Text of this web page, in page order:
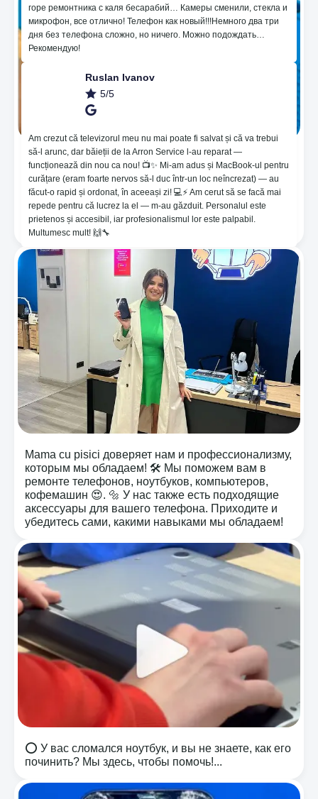
горе ремонтника с каля бесарабий… Камеры сменили, стекла и
микрофон, все отлично! Телефон как новый!!!Немного два три
дня без телефона сложно, но ничего. Можно подождать…
Рекомендую!
Ruslan Ivanov
5/5
Am crezut că televizorul meu nu mai poate fi salvat și că va trebui
să-l arunc, dar băieții de la Arron Service l-au reparat —
funcționează din nou ca nou! 📺✨ Mi-am adus și MacBook-ul pentru
curățare (eram foarte nervos să-l duc într-un loc neîncrezat) — au
făcut-o rapid și ordonat, în aceeași zi! 💻⚡️ Am cerut să se facă mai
repede pentru că lucrez la el — m-au găzduit. Personalul este
prietenos și accesibil, iar profesionalismul lor este palpabil.
Multumesc mult! 🙌🔧
🔥Нанесение пленки для защиты на основе
гидрогеля, который помогает от неровностей и
восстанавливает царапины 🤪. 😱Мы
предоставляем гарантию 365 дней! ⚙️Noi мы
берем на себя ответственность за качество
предоставляемых нами услуг!
Mama cu pisici доверяет нам и профессионализму,
которым мы обладаем! 🛠️ Мы поможем вам в
ремонте телефонов, ноутбуков, компьютеров,
кофемашин 😍. 🔩 У нас также есть подходящие
аксессуары для вашего телефона. Приходите и
убедитесь сами, какими навыками мы обладаем!
⭕️ У вас сломался ноутбук, и вы не знаете, как его
починить? Мы здесь, чтобы помочь!...